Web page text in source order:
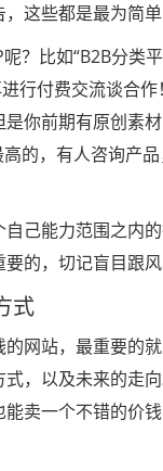
这些都是最为简单
比如“B2B分类平
行付费交流谈合
你前期有原创素
的，有人咨询产
己能力范围之内的
的，切记盲目跟风
式
网站，最重要的就
，以及未来的走
卖一个不错的价